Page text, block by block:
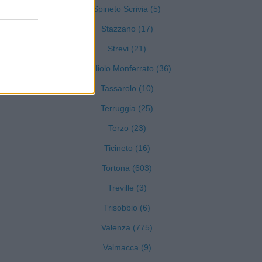
Spineto Scrivia (5)
Stazzano (17)
Strevi (21)
Tagliolo Monferrato (36)
Tassarolo (10)
Terruggia (25)
Terzo (23)
Ticineto (16)
Tortona (603)
Treville (3)
Trisobbio (6)
Valenza (775)
Valmacca (9)